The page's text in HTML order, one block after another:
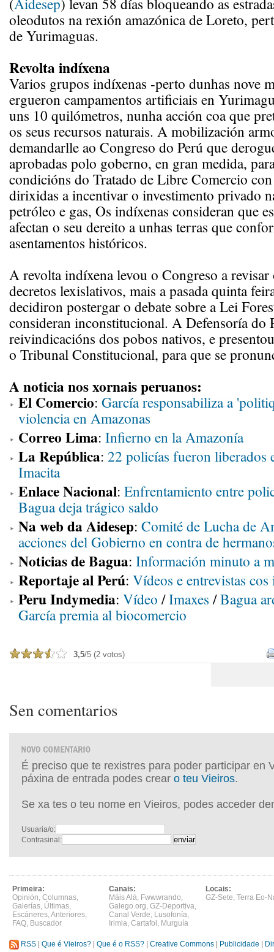
oleodutos na rexión amazónica de Loreto,
de Yurimaguas.
Revolta indíxena
Varios grupos indíxenas -perto dunhas nove
ergueron campamentos artificiais en
uns 10 quilómetros, nunha acción coa que
os seus recursos naturais. A mobilización
demandarlle ao Congreso do Perú que
aprobadas polo goberno, en gran medida,
condicións do Tratado de Libre Comercio
dirixidas a incentivar o investimento privado
petróleo e gas, Os indíxenas consideran que
afectan o seu dereito a unhas terras que
asentamentos históricos.
A revolta indíxena levou o Congreso a
decretos lexislativos, mais a pasada quinta
decidiron postergar o debate sobre a Lei
consideran inconstitucional. A Defensoría do
reivindicacións dos pobos nativos, e
o Tribunal Constitucional, para que se
A noticia nos xornais peruanos:
El Comercio: García responsabiliza a
violencia en Amazonas
Correo Lima: Infierno en la Amazonía
La República: 22 policías fueron liberados
Imacita
Enlace Nacional: Enfrentamiento entre
Bagua deja trágico saldo
Na web da Aidesep: Comité de Lucha de
acciones del Gobierno en contra de
Noticias de Bagua: Información minuto a
Reportaje al Perú: Vídeos e entrevistas cos
Peru Indymedia: Vídeo /Imaxes /Bagua
García premia al biocomercio
3,5/5 (2 votos)
Sen comentarios
É preciso que te rexistres para poder participar en
páxina de entrada podes crear o teu Vieiros.
Se xa tes o teu nome en Vieiros, podes acceder
Usuaria/o:
Contrasinal:
Primeira:
Opinión, Columnas,
Galerías, Últimas,
Escáneres,Anteriores,
FAQ, Buscador
Canais:
Máis Alá, Fwwwrando,
Galego.org, GZ-Deportiva,
Canal Verde, Lusofonía,
Irimia, Cartafol , Murguía
Locais:
GZ-Sete, Terra Eo-
RSS Que é Vieiros? Que é o RSS? Creative Commons Publicidade